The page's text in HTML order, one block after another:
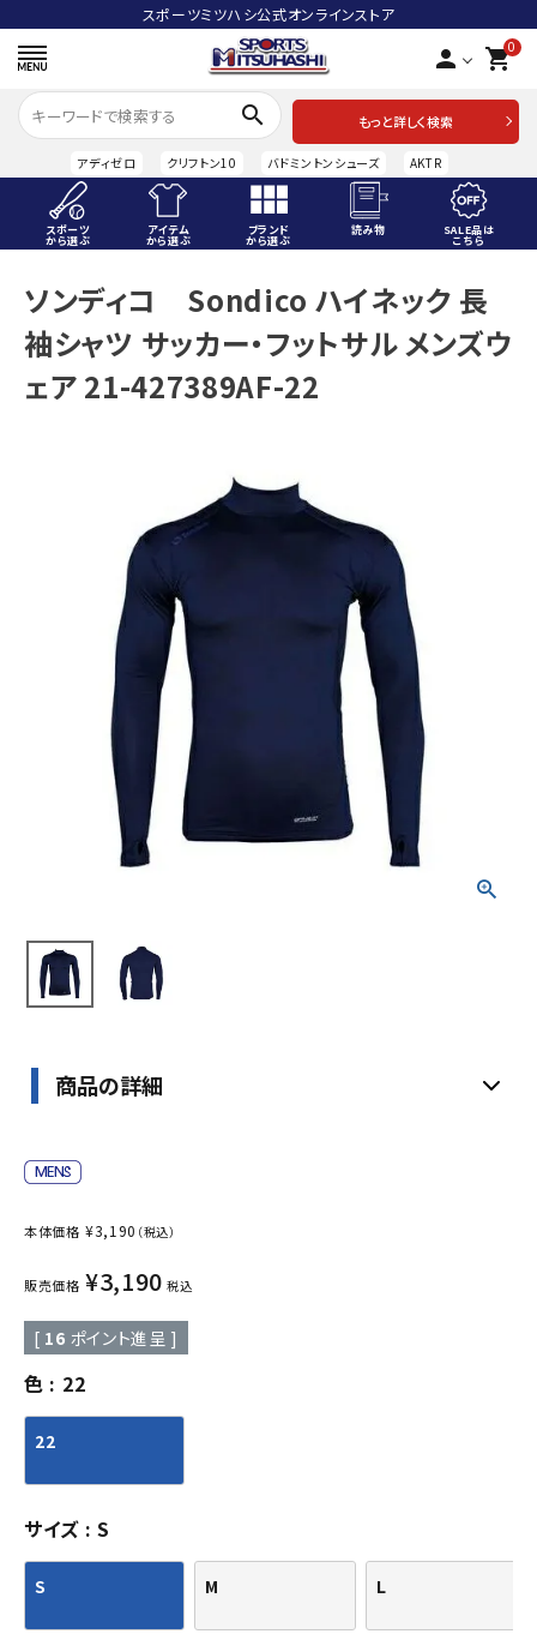
スポーツミツハシ公式オンラインストア
person 0
shopping_cart
search
もっと詳しく検索
アディゼロ クリフトン10 バドミントンシューズ AKTR
スポーツ
から選ぶ
アイテム
から選ぶ
ブランド
から選ぶ
読み物 SALE品は
こちら
ACCOUNT MENU
ようこそ ゲスト 様
ログイン person 会員登録
ブランドから選ぶ
SALE品はこちら
INFORMATIOM
ご利用ガイド
お問い合わせ
メルマガ登録
特定商取引法
ソンディコ Sondico ハイネック 長
袖シャツ サッカー・フットサル メンズウ
ェア 21-427389AF-22
商品の詳細
本体価格 ¥3,190 （税込）
販売価格 ¥3,190 税込
[ 16 ポイント進呈 ]
色 22
22
サイズ S
S M L